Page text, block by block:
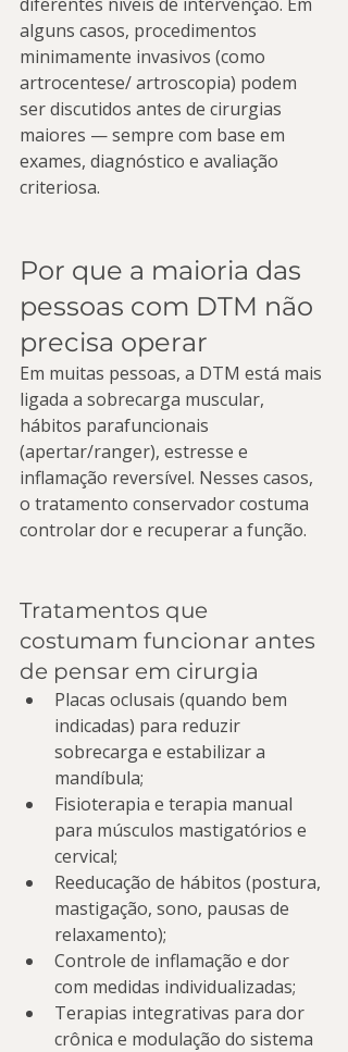
alguns casos, procedimentos
minimamente invasivos (como
artrocentese/ artroscopia) podem
ser discutidos antes de cirurgias
maiores — sempre com base em
exames, diagnóstico e avaliação
criteriosa.
Por que a maioria das
pessoas com DTM não
precisa operar
Em muitas pessoas, a DTM está mais
ligada a sobrecarga muscular,
hábitos parafuncionais
(apertar/ranger), estresse e
inflamação reversível. Nesses casos,
o tratamento conservador costuma
controlar dor e recuperar a função.
Tratamentos que
costumam funcionar antes
de pensar em cirurgia
Placas oclusais (quando bem
indicadas) para reduzir
sobrecarga e estabilizar a
mandíbula;
Fisioterapia e terapia manual
para músculos mastigatórios e
cervical;
Reeducação de hábitos (postura,
mastigação, sono, pausas de
relaxamento);
Controle de inflamação e dor
com medidas individualizadas;
Terapias integrativas para dor
crônica e modulação do sistema